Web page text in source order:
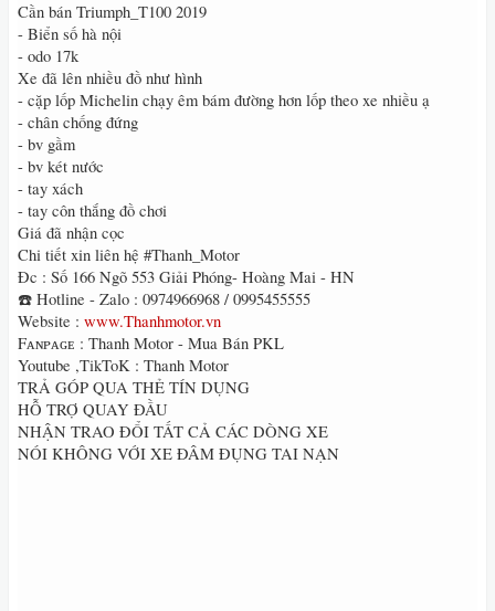
Cần bán Triumph_T100 2019
- Biển số hà nội
- odo 17k
Xe đã lên nhiều đồ như hình
- cặp lốp Michelin chạy êm bám đường hơn lốp theo xe nhiều ạ
- chân chống đứng
- bv gầm
- bv két nước
- tay xách
- tay côn thắng đồ chơi
Giá đã nhận cọc
Chi tiết xin liên hệ #Thanh_Motor
Đc : Số 166 Ngõ 553 Giải Phóng- Hoàng Mai - HN
☎️ Hotline - Zalo : 0974966968 / 0995455555
Website : www.Thanhmotor.vn
Fᴀɴᴘᴀɢᴇ : Thanh Motor - Mua Bán PKL
Youtube ,TikToK : Thanh Motor
TRẢ GÓP QUA THẺ TÍN DỤNG
HỖ TRỢ QUAY ĐẦU
NHẬN TRAO ĐỔI TẤT CẢ CÁC DÒNG XE
NÓI KHÔNG VỚI XE ĐÂM ĐỤNG TAI NẠN